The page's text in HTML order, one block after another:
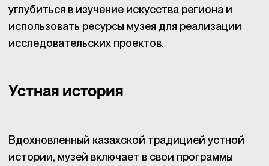
углубиться в изучение искусства региона и
использовать ресурсы музея для реализации
исследовательских проектов.
Устная история
Вдохновленный казахской традицией устной
истории, музей включает в свои программы